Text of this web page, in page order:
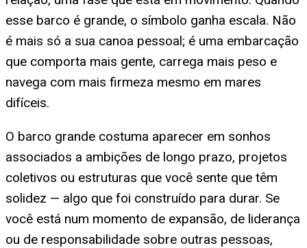
esse barco é grande, o símbolo ganha escala. Não
é mais só a sua canoa pessoal; é uma embarcação
que comporta mais gente, carrega mais peso e
navega com mais firmeza mesmo em mares
difíceis.
O barco grande costuma aparecer em sonhos
associados a ambições de longo prazo, projetos
coletivos ou estruturas que você sente que têm
solidez — algo que foi construído para durar. Se
você está num momento de expansão, de liderança
ou de responsabilidade sobre outras pessoas,